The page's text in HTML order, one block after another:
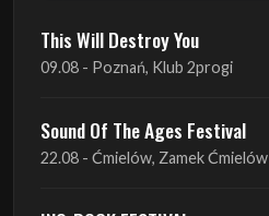
This Will Destroy You
09.08 - Poznań, Klub 2progi
Sound Of The Ages Festival
22.08 - Ćmielów, Zamek Ćmielów